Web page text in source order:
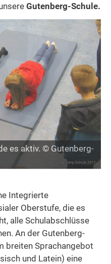
Gutenberg-Schule.
Bereich Chemie. ©
es aktiv. © Gutenberg-
Integrierte
Oberstufe, die es
alle Schulabschlüsse
An der Gutenberg-
breiten Sprachangebot
und Latein) eine